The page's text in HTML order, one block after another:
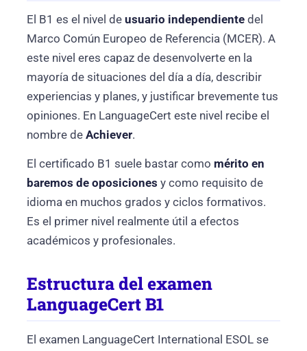
El B1 es el nivel de usuario independiente del
Marco Común Europeo de Referencia (MCER). A
este nivel eres capaz de desenvolverte en la
mayoría de situaciones del día a día, describir
experiencias y planes, y justificar brevemente tus
opiniones. En LanguageCert este nivel recibe el
nombre de Achiever.
El certificado B1 suele bastar como mérito en
baremos de oposiciones y como requisito de
idioma en muchos grados y ciclos formativos.
Es el primer nivel realmente útil a efectos
académicos y profesionales.
Estructura del examen
LanguageCert B1
El examen LanguageCert International ESOL se